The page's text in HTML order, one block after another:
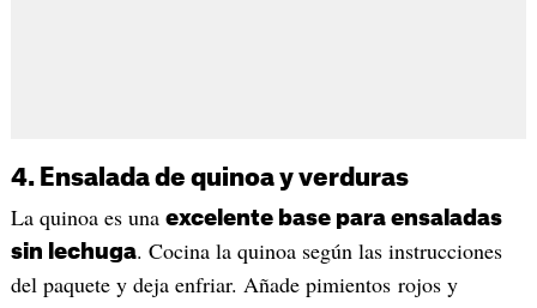
4. Ensalada de quinoa y verduras
La quinoa es una excelente base para ensaladas
sin lechuga. Cocina la quinoa según las instrucciones
del paquete y deja enfriar. Añade pimientos rojos y